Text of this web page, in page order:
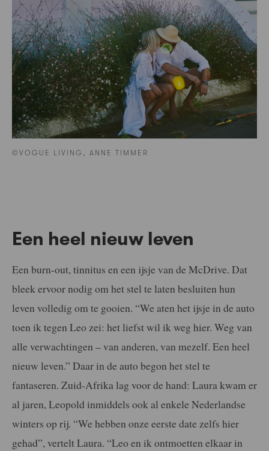
©VOGUE LIVING, ANNE TIMMER
Een heel nieuw leven
Een burn-out, tinnitus en een ijsje van de McDrive. Dat
bleek ervoor nodig om het stel te laten besluiten hun
leven volledig om te gooien. “We aten het ijsje in de auto
toen ik tegen Leo zei: het liefst wil ik weg hier. Weg van
alle verwachtingen – van anderen, van mezelf. Een heel
nieuw leven.” Daar in de auto begon het stel te
fantaseren. Zuid-Afrika lag voor de hand: Laura kwam er
al jaren, Leopold inmiddels ook al enkele Nederlandse
winters op rij. “We hebben onze eerste date zelfs hier
gehad”, vertelt Laura. “Leo en ik ontmoetten elkaar in